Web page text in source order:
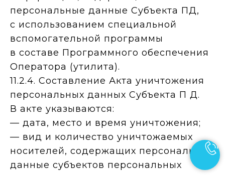
персональные данные Субъекта ПД,
с использованием специальной
вспомогательной программы
в составе Программного обеспечения
Оператора (утилита).
11.2.4. Составление Акта уничтожения
персональных данных Субъекта П Д.
В акте указываются:
— дата, место и время уничтожения;
— вид и количество уничтожаемых
носителей, содержащих персональные
данные субъектов персональных